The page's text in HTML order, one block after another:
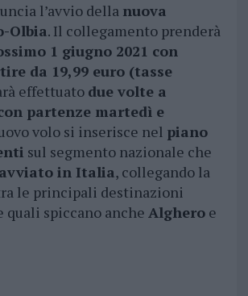
l’avvio della nuova
Olbia. Il collegamento prenderà
1 giugno 2021 con
da 19,99 euro (tasse
effettuato due volte a
partenze martedì e
volo si inserisce nel piano
sul segmento nazionale che
in Italia, collegando la
le principali destinazioni
spiccano anche Algheroe